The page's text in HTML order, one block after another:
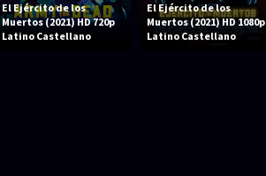
El Ejército de los
Muertos (2021) HD 720p
Latino Castellano
El Ejército de los
Muertos (2021) HD 1080p
Latino Castellano